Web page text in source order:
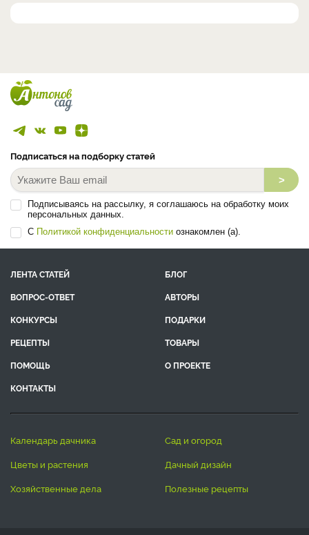
Подписаться на подборку статей
>
Подписываясь на рассылку, я соглашаюсь на обработку моих
персональных данных.
С Политикой конфиденциальности ознакомлен (а).
ЛЕНТА СТАТЕЙ
БЛОГ
ВОПРОС-ОТВЕТ
АВТОРЫ
КОНКУРСЫ
ПОДАРКИ
РЕЦЕПТЫ
ТОВАРЫ
ПОМОЩЬ
О ПРОЕКТЕ
КОНТАКТЫ
календарь дачника
сад и огород
цветы и растения
дачный дизайн
хозяйственные дела
полезные рецепты